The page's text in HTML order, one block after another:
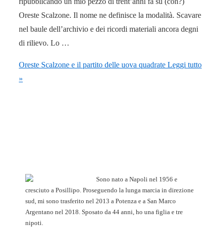
Oreste Scalzone. Il nome ne definisce la modalità. Scavare
nel baule dell’archivio e dei ricordi materiali ancora degni
di rilievo. Lo …
Oreste Scalzone e il partito delle uova quadrate Leggi tutto
»
Sono nato a Napoli nel 1956 e
cresciuto a Posillipo. Proseguendo la lunga marcia in direzione
sud, mi sono trasferito nel 2013 a Potenza e a San Marco
Argentano nel 2018. Sposato da 44 anni, ho una figlia e tre
nipoti.